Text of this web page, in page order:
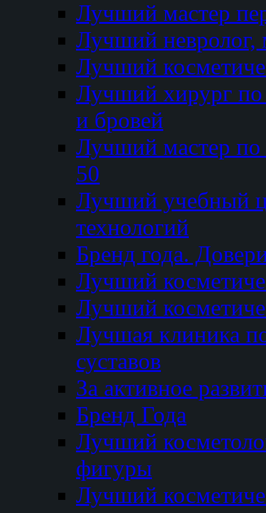
Лучший мастер
Лучший невролог,
Лучший
Лучший хирург по
и бровей
Лучший мастер
50
Лучший
технологий
Бренд года.
Лучший
Лучший
Лучшая клиника
суставов
За активное
Бренд Года
Лучший
фигуры
Лучший